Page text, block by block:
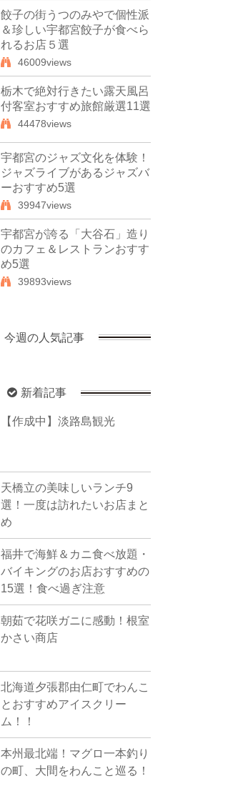
餃子の街うつのみやで個性派
＆珍しい宇都宮餃子が食べら
れるお店５選
46009views
栃木で絶対行きたい露天風呂
付客室おすすめ旅館厳選11選
44478views
宇都宮のジャズ文化を体験！
ジャズライブがあるジャズバ
ーおすすめ5選
39947views
宇都宮が誇る「大谷石」造り
のカフェ＆レストランおすす
め5選
39893views
今週の人気記事
新着記事
【作成中】淡路島観光
天橋立の美味しいランチ9
選！一度は訪れたいお店まと
め
福井で海鮮＆カニ食べ放題・
バイキングのお店おすすめの
15選！食べ過ぎ注意
朝茹で花咲ガニに感動！根室
かさい商店
北海道夕張郡由仁町でわんこ
とおすすめアイスクリー
ム！！
本州最北端！マグロ一本釣り
の町、大間をわんこと巡る！